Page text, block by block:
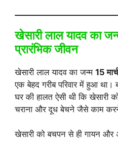
खेसारी लाल यादव का
प्रारंभिक जीवन
खेसारी लाल यादव का जन्म 15
एक बेहद गरीब परिवार में हुआ था।
घर की हालत ऐसी थी कि खेसारी
चराना और दूध बेचने जैसे काम
खेसारी को बचपन से ही गायन